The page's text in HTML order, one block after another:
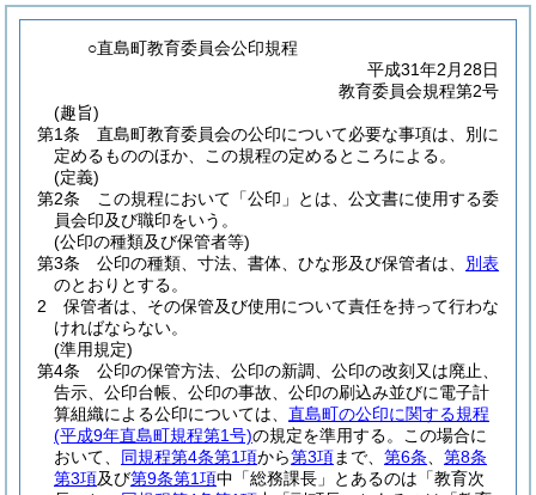
○直島町教育委員会公印規程
平成31年2月28日
教育委員会規程第2号
(趣旨)
第1条
直島町教育委員会の公印について必要な事項は、別に
定めるもののほか、この規程の定めるところによる。
(定義)
第2条
この規程において「公印」とは、公文書に使用する委
員会印及び職印をいう。
(公印の種類及び保管者等)
第3条
公印の種類、寸法、書体、ひな形及び保管者は、 別表
のとおりとする。
2
保管者は、その保管及び使用について責任を持って行わな
ければならない。
(準用規定)
第4条
公印の保管方法、公印の新調、公印の改刻又は廃止、
告示、公印台帳、公印の事故、公印の刷込み並びに電子計
算組織による公印については、 直島町の公印に関する規程
(平成9年直島町規程第1号)の規定を準用する。
この場合に
おいて、 同規程第4条第1項から第3項まで、 第6条
第8条
第3項及び第9条第1項中「総務課長」とあるのは「教育次